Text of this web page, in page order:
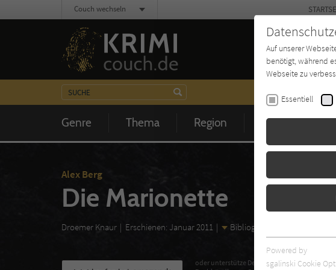
Genre Thema Region Zeit
Couch wechseln
Alex Berg
Die Marionette
Droemer Knaur Erschienen: Januar 2011 Bibliogr. Angaben
oder unterstütze Deinen
Auf unserer
benötigt, während
Webseite zu
Essentiell
Essentielle
benötigt.
Powered by
sgalinski Cookie